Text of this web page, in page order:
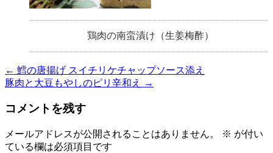
鶏肉の南蛮漬け（生姜梅酢）
← 鱈の唐揚げ スイチリケチャップソース添え
豚肉と大豆もやしのピリ辛和え
→
コメントを残す
メールアドレスが公開されることはありません。 ※ が付い
ている欄は必須項目です